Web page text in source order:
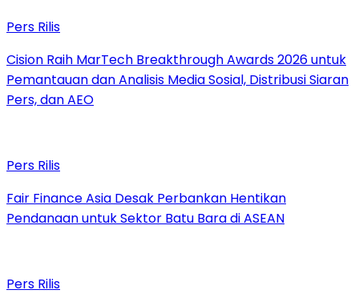
Pers Rilis
Cision Raih MarTech Breakthrough Awards 2026 untuk
Pemantauan dan Analisis Media Sosial, Distribusi Siaran
Pers, dan AEO
Pers Rilis
Fair Finance Asia Desak Perbankan Hentikan
Pendanaan untuk Sektor Batu Bara di ASEAN
Pers Rilis